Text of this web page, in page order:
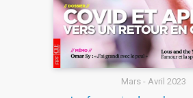
Mars - Avril 2023